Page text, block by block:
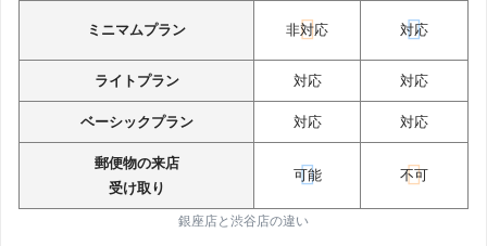
ミニマムプラン 非対応 対応
ライトプラン 対応 対応
ベーシックプラン 対応 対応
郵便物の来店
受け取り
可能 不可
銀座店と渋谷店の違い